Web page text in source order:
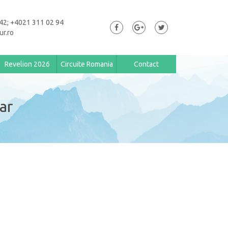
+4021 311 02 94
Revelion 2026 Circuite Romania Contact